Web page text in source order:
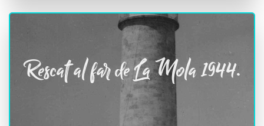
Rescat al far de La Mola 1944.